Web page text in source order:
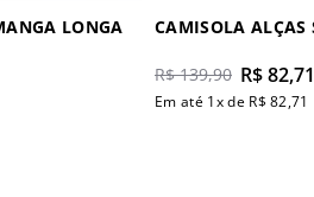
LONGA
CAMISOLA ALÇAS
R$ 139,90 R$82,71
Em até 1x de R$ 82,71